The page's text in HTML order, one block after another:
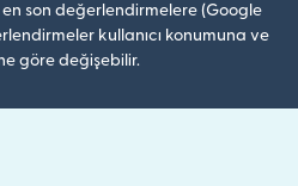
son değerlendirmelere (Google
kullanıcı konumuna ve
göre değişebilir.